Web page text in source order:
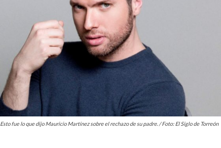
Esto fue lo que dijo Mauricio Martínez sobre el rechazo de su padre. / Foto: El Siglo de Torreón